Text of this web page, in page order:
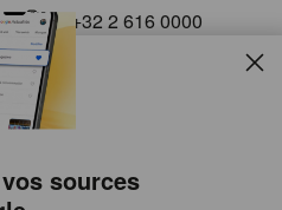
sources
+32 2 616 0000
Follow us on